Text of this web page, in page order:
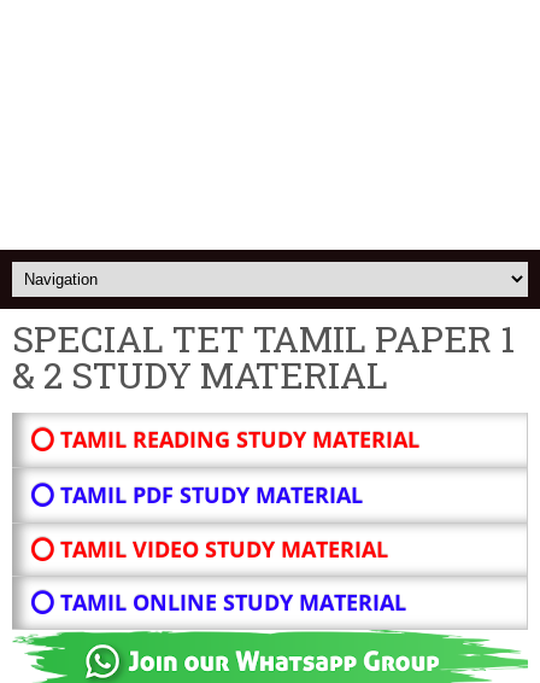
SPECIAL TET TAMIL PAPER 1
& 2 STUDY MATERIAL
⭕ TAMIL READING STUDY MATERIAL
⭕ TAMIL PDF STUDY MATERIAL
⭕ TAMIL VIDEO STUDY MATERIAL
⭕ TAMIL ONLINE STUDY MATERIAL